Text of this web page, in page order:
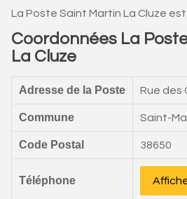
La Poste Saint Martin La Cluze
Coordonnées La
La Cluze
Adresse de la Poste Rue des
Commune Saint-
Code Postal 38650
Téléphone